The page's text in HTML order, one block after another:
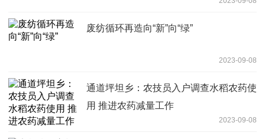
废纺循环再造向“新”向“绿”
2023-09-08
通道坪坦乡：农技员入户调查水稻农药使
用 推进农药减量工作
2023-09-08